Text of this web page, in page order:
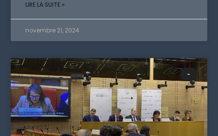
LIRE LA SUITE »
novembre 21, 2024
-